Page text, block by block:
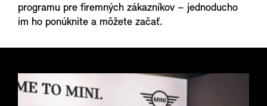
programu pre firemných zákazníkov – jednoducho
im ho ponúknite a môžete začať.